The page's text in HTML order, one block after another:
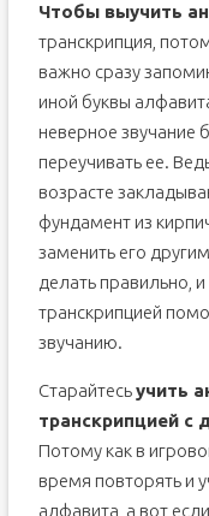
Чтобы выучить
транскрипция,
важно сразу
иной буквы
неверное звучание
переучивать ее.
возрасте
фундамент из
заменить его
делать правильно,
транскрипцией
звучанию.
Старайтесьучить
транскрипцией с
Потому как в
время повторять и
алфавита, а вот